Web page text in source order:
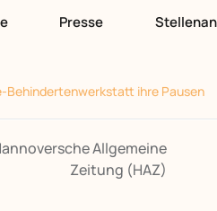
Presse
Behindertenwerkstatt ihre Pausen
Allgemeine
Zeitung (HAZ)